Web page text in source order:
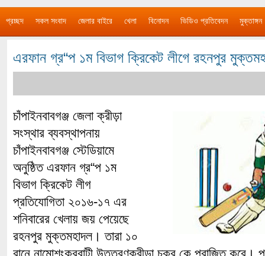
প্রচ্ছদ সকল সংবাদ জেলার বাইরে খেলা বিনোদন ভিডিও প্রতিবেদন মুক্তাঙ্গন
এরফান গ্র“প ১ম বিভাগ ক্রিকেট লীগে রহনপুর
চাঁপাইনবাবগঞ্জ জেলা ক্রীড়া
সংস্থার ব্যবস্থাপনায়
চাঁপাইনবাবগঞ্জ স্টেডিয়ামে
অনুষ্ঠিত এরফান গ্র“প ১ম
বিভাগ ক্রিকেট লীগ
প্রতিযোগিতা ২০১৬-১৭ এর
শনিবারের খেলায় জয় পেয়েছে
রহনপুর মুক্তমহাদল। তারা ১০